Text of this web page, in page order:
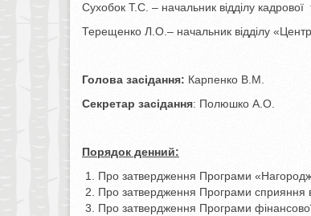
Сухобок Т.С. – начальник відділу кадрової
Терещенко Л.О.– начальник відділу
Голова засідання: Карпенко В.М.
Секретар засідання: Полюшко А.О.
Порядок денний:
Про затвердження Програми
Про затвердження Програми сприяння
Про затвердження Програми фінансової